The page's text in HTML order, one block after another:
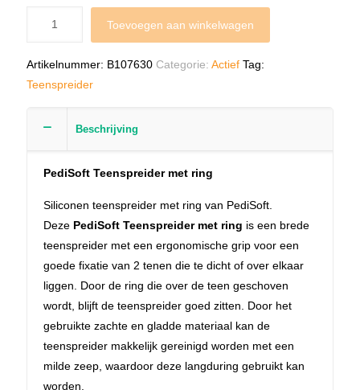
Toevoegen aan winkelwagen
Artikelnummer: B107630 Categorie: Actief Tag:
Teenspreider
Beschrijving
PediSoft Teenspreider met ring
Siliconen teenspreider met ring van PediSoft.
Deze PediSoft Teenspreider met ring is een brede
teenspreider met een ergonomische grip voor een
goede fixatie van 2 tenen die te dicht of over elkaar
liggen. Door de ring die over de teen geschoven
wordt, blijft de teenspreider goed zitten. Door het
gebruikte zachte en gladde materiaal kan de
teenspreider makkelijk gereinigd worden met een
milde zeep, waardoor deze langduring gebruikt kan
worden.